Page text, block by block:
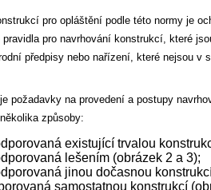
pro opláštění podle této normy je
pro navrhování konstrukcí, které
předpisy nebo nařízení, které nejsou
požadavky na provedení a postupy
způsoby:
existující trvalou
lešením (obrázek 2 a 3);
jinou dočasnou
samostatnou konstrukcí